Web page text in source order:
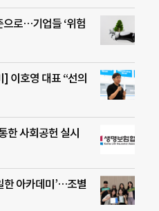
으로…기업들 ‘위험
이호영 대표 “선의
한 사회공헌 실시
한 아카데미’…조별